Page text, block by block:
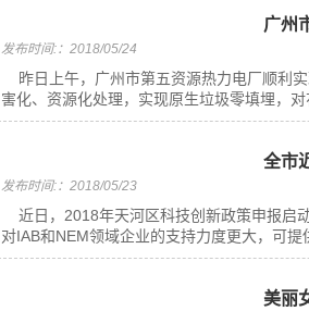
广州
发布时间:：2018/05/24
昨日上午，广州市第五资源热力电厂顺利
害化、资源化处理，实现原生垃圾零填埋，
全市
发布时间:：2018/05/23
近日，2018年天河区科技创新政策申报启
对IAB和NEM领域企业的支持力度更大，可提
美丽